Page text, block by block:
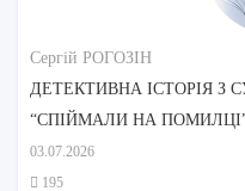
Сергій РОГОЗІН
ДЕТЕКТИВНА ІСТОРІЯ З
“СПІЙМАЛИ НА
03.07.2026
195